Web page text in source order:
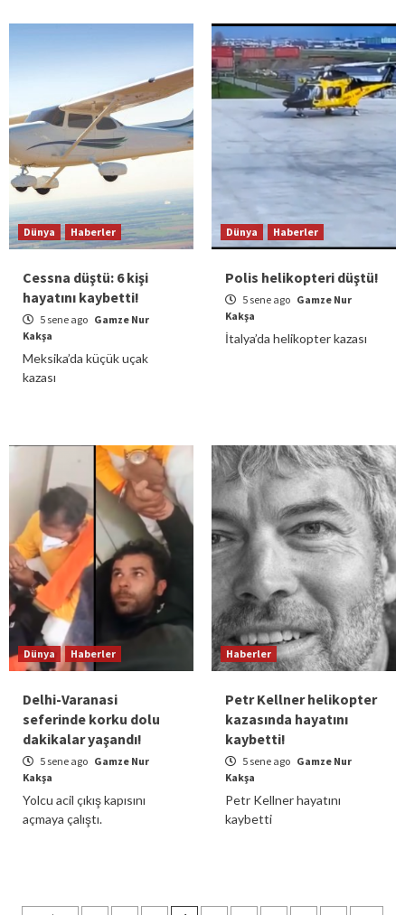
Dünya Haberler
Cessna düştü: 6 kişi
hayatını kaybetti!
5 sene ago Gamze Nur
Kakşa
Meksika’da küçük uçak
kazası
Dünya Haberler
Polis helikopteri düştü!
5 sene ago Gamze Nur
Kakşa
İtalya’da helikopter kazası
Dünya Haberler
Delhi-Varanasi
seferinde korku dolu
dakikalar yaşandı!
5 sene ago Gamze Nur
Kakşa
Yolcu acil çıkış kapısını
açmaya çalıştı.
Haberler
Petr Kellner helikopter
kazasında hayatını
kaybetti!
5 sene ago Gamze Nur
Kakşa
Petr Kellner hayatını
kaybetti